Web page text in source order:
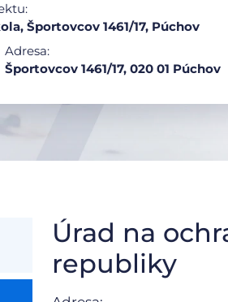
Športovcov 1461/17, Púchov
Adresa:
Športovcov 1461/17, 020 01 Púchov
Úrad na
republiky